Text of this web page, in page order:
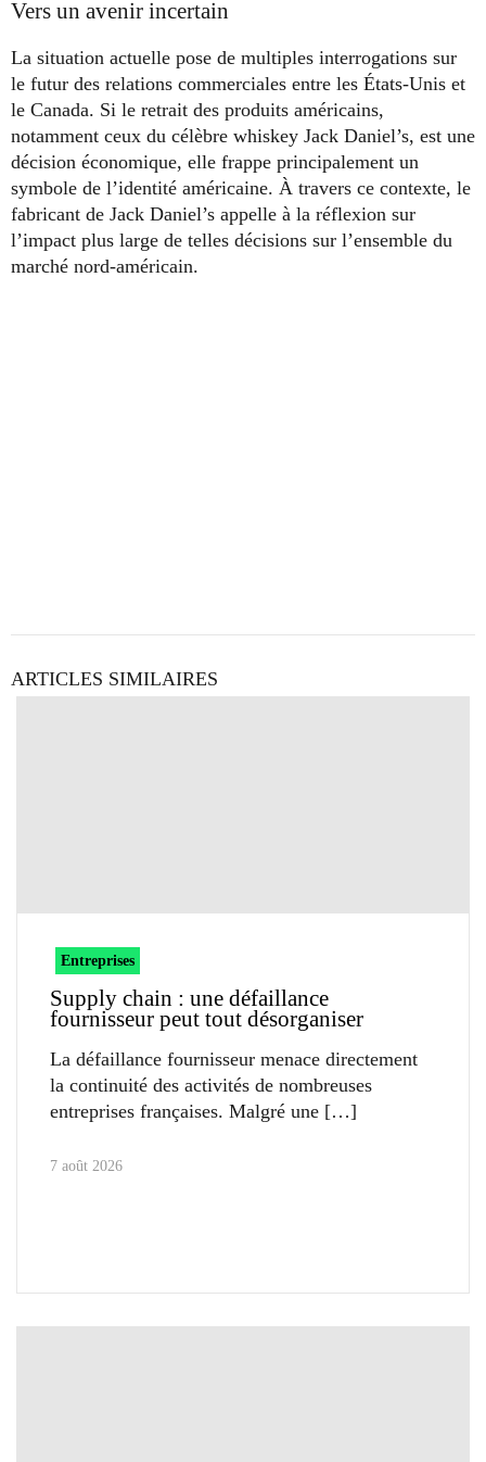
Vers un avenir incertain
La situation actuelle pose de multiples interrogations sur
le futur des relations commerciales entre les États-Unis et
le Canada. Si le retrait des produits américains,
notamment ceux du célèbre whiskey Jack Daniel’s, est une
décision économique, elle frappe principalement un
symbole de l’identité américaine. À travers ce contexte, le
fabricant de Jack Daniel’s appelle à la réflexion sur
l’impact plus large de telles décisions sur l’ensemble du
marché nord-américain.
ARTICLES SIMILAIRES
Entreprises
Supply chain : une défaillance
fournisseur peut tout désorganiser
La défaillance fournisseur menace directement
la continuité des activités de nombreuses
entreprises françaises. Malgré une
7 août 2026